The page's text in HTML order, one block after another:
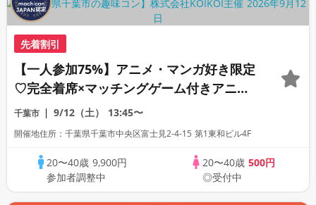
先着割引
【一人参加75%】アニメ・マンガ好き限定
♡完全着席×マッチングゲーム付きアニメ
コン
千葉市 9/12（土） 13:45〜
開催地住所：千葉県千葉市中央区富士見2-4-15 第1東和ビル4F
20〜40歳 9,900円
参加者調整中
20〜40歳 500円
◎受付中